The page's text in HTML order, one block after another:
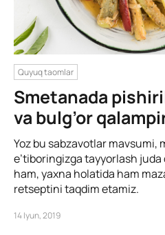
Quyuq taomlar
Smetanada
va bulg’or
Yoz bu sabzavotlar mavsumi,
e’tiboringizga tayyorlash juda
ham, yaxna holatida ham
retseptini taqdim etamiz.
14 Iyun, 2019